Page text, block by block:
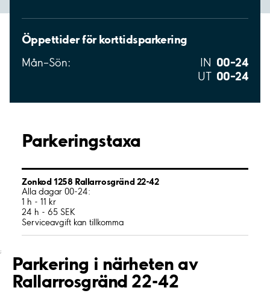
Öppettider för korttidsparkering
Mån–Sön: IN 00–24
UT 00–24
Parkeringstaxa
Zonkod 1258 Rallarrosgränd 22-42
Alla dagar 00-24:
1 h - 11 kr
24 h - 65 SEK
Serviceavgift kan tillkomma
;
Parkering i närheten av
Rallarrosgränd 22-42